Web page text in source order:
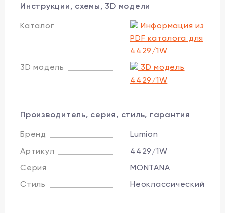
Инструкции, схемы, 3D модели
Каталог
Информация из
PDF каталога для
4429/1W
3D модель
3D модель
4429/1W
Производитель, серия, стиль, гарантия
Бренд
Lumion
Артикул
4429/1W
Серия
MONTANA
Стиль
Неоклассический